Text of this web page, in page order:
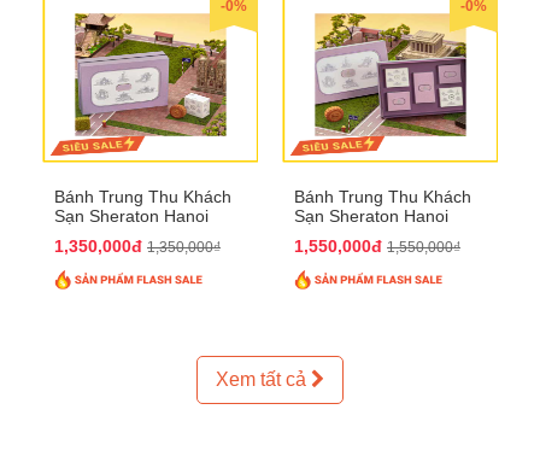
-0%
Bánh Trung Thu Khách
Sạn Sheraton Hanoi
1,350,000đ 1,350,000₫
-0%
Bánh Trung Thu Khách
Sạn Sheraton Hanoi
1,550,000đ 1,550,000₫
Xem tất cả